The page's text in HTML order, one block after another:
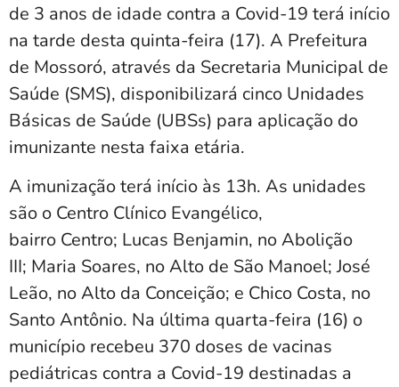
de 3 anos de idade contra a Covid-19 terá início
na tarde desta quinta-feira (17). A Prefeitura
de Mossoró, através da Secretaria Municipal de
Saúde (SMS), disponibilizará cinco Unidades
Básicas de Saúde (UBSs) para aplicação do
imunizante nesta faixa etária.
A imunização terá início às 13h. As unidades
são o Centro Clínico Evangélico,
bairro Centro; Lucas Benjamin, no Abolição
III; Maria Soares, no Alto de São Manoel; José
Leão, no Alto da Conceição; e Chico Costa, no
Santo Antônio. Na última quarta-feira (16) o
município recebeu 370 doses de vacinas
pediátricas contra a Covid-19 destinadas a